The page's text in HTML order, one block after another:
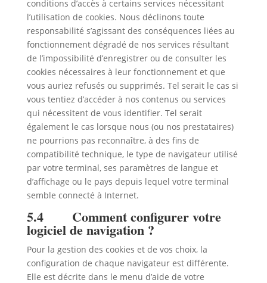
conditions d’accès à certains services nécessitant
l’utilisation de cookies. Nous déclinons toute
responsabilité s’agissant des conséquences liées au
fonctionnement dégradé de nos services résultant
de l’impossibilité d’enregistrer ou de consulter les
cookies nécessaires à leur fonctionnement et que
vous auriez refusés ou supprimés. Tel serait le cas si
vous tentiez d’accéder à nos contenus ou services
qui nécessitent de vous identifier. Tel serait
également le cas lorsque nous (ou nos prestataires)
ne pourrions pas reconnaître, à des fins de
compatibilité technique, le type de navigateur utilisé
par votre terminal, ses paramètres de langue et
d’affichage ou le pays depuis lequel votre terminal
semble connecté à Internet.
5.4 Comment configurer votre
logiciel de navigation ?
Pour la gestion des cookies et de vos choix, la
configuration de chaque navigateur est différente.
Elle est décrite dans le menu d’aide de votre